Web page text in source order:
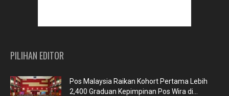
PILIHAN EDITOR
Pos Malaysia Raikan Kohort Pertama Lebih
2,400 Graduan Kepimpinan Pos Wira di...